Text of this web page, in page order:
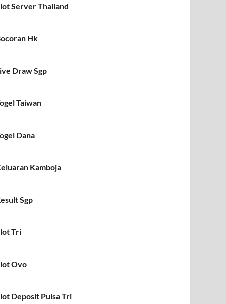
Server Thailand
Hk
Draw Sgp
Taiwan
Dana
Kamboja
Sgp
Tri
Ovo
Deposit Pulsa Tri